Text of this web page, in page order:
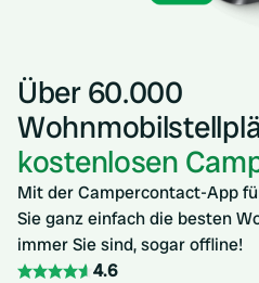
Über 60.000
kostenlosen
Mit der Campercontact-App
Sie ganz einfach die besten
immer Sie sind, sogar offline!
4.6